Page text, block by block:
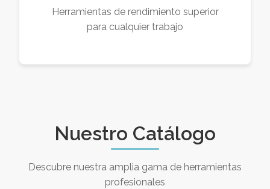
Herramientas de rendimiento superior
para cualquier trabajo
Nuestro Catálogo
Descubre nuestra amplia gama de herramientas
profesionales